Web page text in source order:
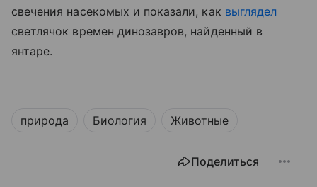
свечения насекомых и показали, как выглядел
светлячок времен динозавров, найденный в
янтаре.
природа Биология Животные
Поделиться